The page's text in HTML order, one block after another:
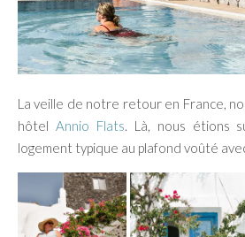
La veille de notre retour en France,
hôtel Annio Flats. Là, nous étions
logement typique au plafond voûté